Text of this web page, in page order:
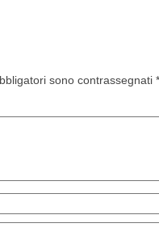
sono contrassegnati *